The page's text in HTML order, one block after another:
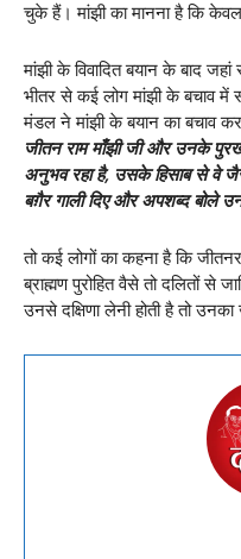
चुके हैं। मांझी का मानना है कि
मांझी के विवादित बयान के बाद
भीतर से कई लोग मांझी के बचाव में
मंडल ने मांझी के बयान का बचाव
जीतन राम माँझी जी और उनके
अनुभव रहा है, उसके हिसाब से वे
बग़ैर गाली दिए और अपशब्द बोले
तो कई लोगों का कहना है कि
ब्राह्मण पुरोहित वैसे तो दलितों
उनसे दक्षिणा लेनी होती है तो उनका